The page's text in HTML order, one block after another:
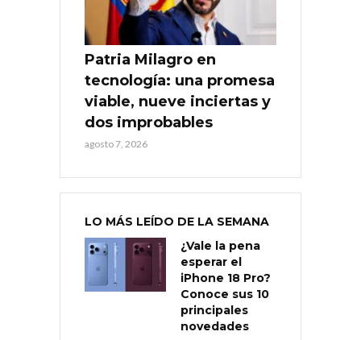
Patria Milagro en
tecnología: una promesa
viable, nueve inciertas y
dos improbables
agosto 7, 2026
LO MÁS LEÍDO DE LA SEMANA
¿Vale la pena
esperar el
iPhone 18 Pro?
Conoce sus 10
principales
novedades